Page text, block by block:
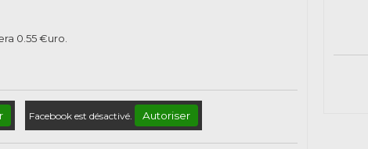
0.55€uro.
Facebook est désactivé. Autoriser